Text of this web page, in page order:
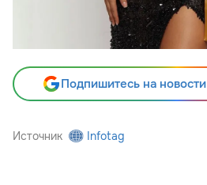
Подпишитесь на
Источник Infotag